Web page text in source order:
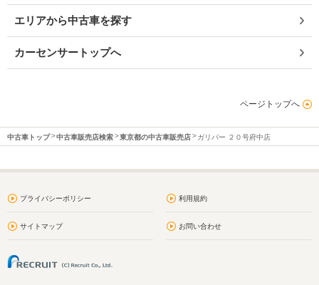
エリアから中古車を探す
カーセンサートップへ
ページトップへ
中古車トップ 中古車販売店検索 東京都の中古車販売店 ガリバー ２０号府中店
プライバシーポリシー 利用規約
サイトマップ お問い合わせ